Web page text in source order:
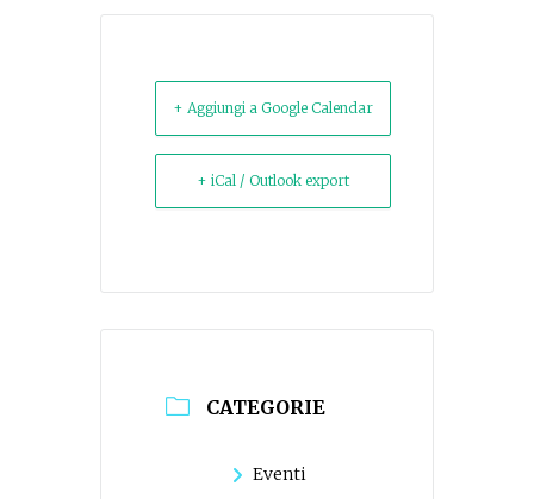
+ Aggiungi a Google Calendar
+ iCal / Outlook export
CATEGORIE
Eventi